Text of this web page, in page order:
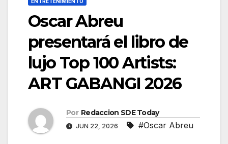
Oscar Abreu
presentará el libro de
lujo Top 100 Artists:
ART GABANGI 2026
Por Redaccion SDE Today
JUN 22, 2026 #Oscar Abreu